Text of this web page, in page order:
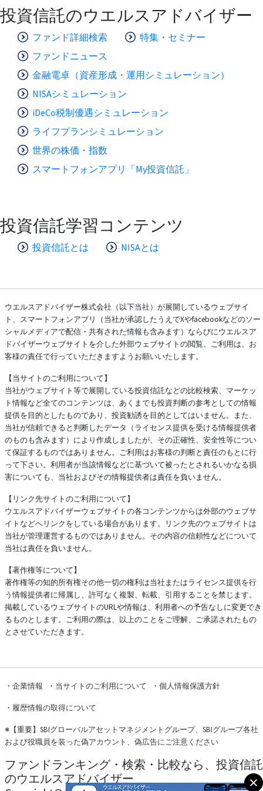
投資信託のウエルスアドバイザー
ファンド詳細検索
特集・セミナー
ファンドニュース
金融電卓（資産形成・運用シミュレーション）
NISAシミュレーション
iDeCo税制優遇シミュレーション
ライフプランシミュレーション
世界の株価・指数
スマートフォンアプリ「My投資信託」
投資信託学習コンテンツ
投資信託とは NISAとは
ウエルスアドバイザー株式会社（以下当社）が展開しているウェブサイ
ト、スマートフォンアプリ（当社が承認したうえでXやfacebookなどのソー
シャルメディアで配信・共有された情報も含みます）ならびにウエルスア
ドバイザーウェブサイトを介した外部ウェブサイトの閲覧、ご利用は、お
客様の責任で行っていただきますようお願いいたします。
【当サイトのご利用について】
当社がウェブサイト等で展開している投資信託などの比較検索、マーケッ
ト情報など全てのコンテンツは、あくまでも投資判断の参考としての情報
提供を目的としたものであり、投資勧誘を目的としてはいません。また、
当社が信頼できると判断したデータ（ライセンス提供を受ける情報提供者
のものも含みます）により作成しましたが、その正確性、安全性等につい
て保証するものではありません。ご利用はお客様の判断と責任のもとに行
って下さい。利用者が当該情報などに基づいて被ったとされるいかなる損
害についても、当社およびその情報提供者は責任を負いません。
【リンク先サイトのご利用について】
ウエルスアドバイザーウェブサイトの各コンテンツからは外部のウェブサ
イトなどへリンクをしている場合があります。リンク先のウェブサイトは
当社が管理運営するものではありません。その内容の信頼性などについて
当社は責任を負いません。
【著作権等について】
著作権等の知的所有権その他一切の権利は当社またはライセンス提供を行
う情報提供者に帰属し、許可なく複製、転載、引用することを禁じます。
掲載しているウェブサイトのURLや情報は、利用者への予告なしに変更でき
るものとします。ご利用の際は、以上のことをご理解、ご承諾されたもの
とさせていただきます。
・ 企業情報 ・ 当サイトのご利用について ・ 個人情報保護方針
・ 履歴情報の取得について
※ 【重要】SBIグローバルアセットマネジメントグループ、SBIグループ各社
および役職員を装った偽アカウント、偽広告にご注意ください
ファンドランキング・検索・比較なら、投資信託
のウエルスアドバイザー